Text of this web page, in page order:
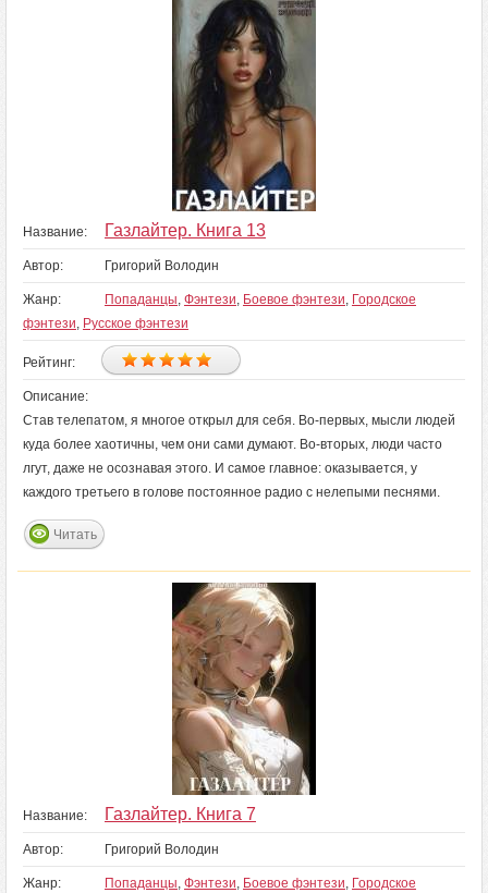
Название: Газлайтер. Книга 13
Автор: Григорий Володин
Жанр: Попаданцы, Фэнтези, Боевое фэнтези, Городское
фэнтези, Русское фэнтези
Рейтинг:
Описание:
Став телепатом, я многое открыл для себя. Во-первых, мысли людей
куда более хаотичны, чем они сами думают. Во-вторых, люди часто
лгут, даже не осознавая этого. И самое главное: оказывается, у
каждого третьего в голове постоянное радио с нелепыми песнями.
Читать
Название: Газлайтер. Книга 7
Автор: Григорий Володин
Жанр: Попаданцы, Фэнтези, Боевое фэнтези, Городское